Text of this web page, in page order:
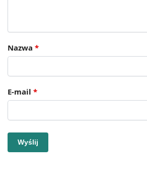
Nazwa *
E-mail *